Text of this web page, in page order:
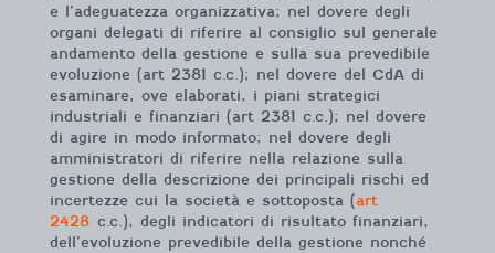
e l’adeguatezza organizzativa; nel dovere degli
organi delegati di riferire al consiglio sul generale
andamento della gestione e sulla sua prevedibile
evoluzione (art 2381 c.c.); nel dovere del CdA di
esaminare, ove elaborati, i piani strategici
industriali e finanziari (art 2381 c.c.); nel dovere
di agire in modo informato; nel dovere degli
amministratori di riferire nella relazione sulla
gestione della descrizione dei principali rischi ed
incertezze cui la società e sottoposta (art
2428 c.c.), degli indicatori di risultato finanziari,
dell’evoluzione prevedibile della gestione nonché